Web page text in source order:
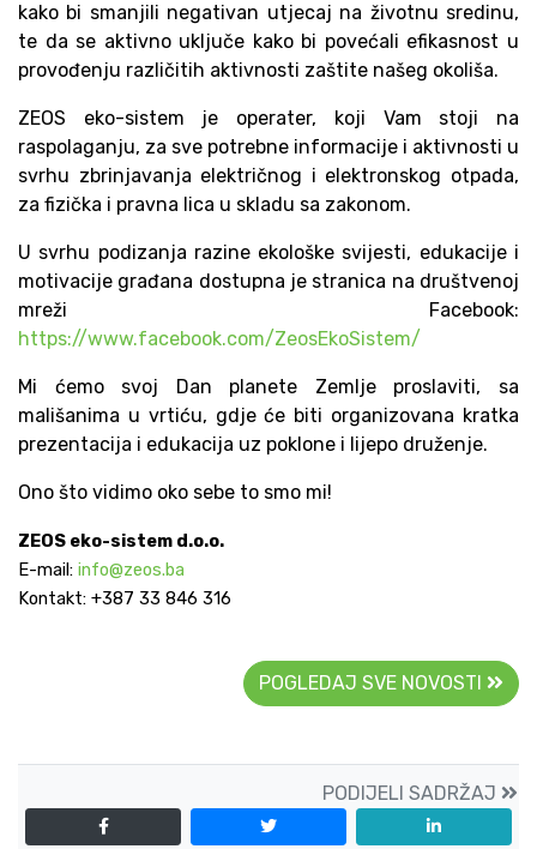
kako bi smanjili negativan utjecaj na životnu sredinu,
te da se aktivno uključe kako bi povećali efikasnost u
provođenju različitih aktivnosti zaštite našeg okoliša.
ZEOS eko-sistem je operater, koji Vam stoji na
raspolaganju, za sve potrebne informacije i aktivnosti u
svrhu zbrinjavanja električnog i elektronskog otpada,
za fizička i pravna lica u skladu sa zakonom.
U svrhu podizanja razine ekološke svijesti, edukacije i
motivacije građana dostupna je stranica na društvenoj
mreži Facebook:
https://www.facebook.com/ZeosEkoSistem/
Mi ćemo svoj Dan planete Zemlje proslaviti, sa
mališanima u vrtiću, gdje će biti organizovana kratka
prezentacija i edukacija uz poklone i lijepo druženje.
Ono što vidimo oko sebe to smo mi!
ZEOS eko-sistem d.o.o.
E-mail: info@zeos.ba
Kontakt: +387 33 846 316
POGLEDAJ SVE NOVOSTI
PODIJELI SADRŽAJ